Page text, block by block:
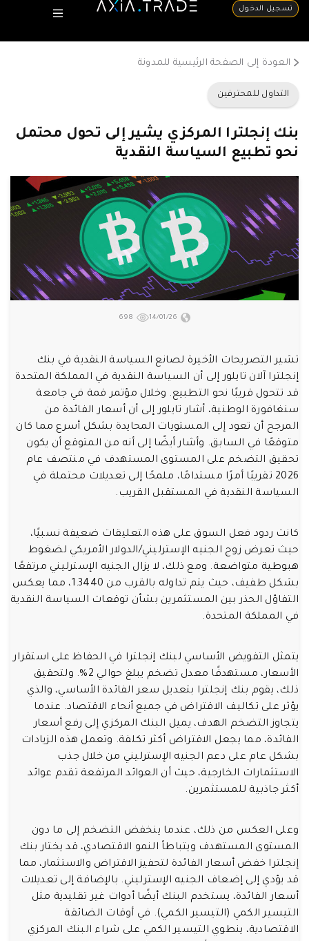
تسجيل الدخول
العودة إلى الصفحة الرئيسية للمدونة
التداول للمحترفين
بنك إنجلترا المركزي يشير إلى تحول محتمل
نحو تطبيع السياسة النقدية
14/01/26
698
تشير التصريحات الأخيرة لصانع السياسة النقدية في بنك
إنجلترا آلان تايلور إلى أن السياسة النقدية في المملكة المتحدة
قد تتحول قريبًا نحو التطبيع. وخلال مؤتمر قمة في جامعة
سنغافورة الوطنية، أشار تايلور إلى أن أسعار الفائدة من
المرجح أن تعود إلى المستويات المحايدة بشكل أسرع مما كان
متوقعًا في السابق. وأشار أيضًا إلى أنه من المتوقع أن يكون
تحقيق التضخم على المستوى المستهدف في منتصف عام
2026 تقريبًا أمرًا مستدامًا، ملمحًا إلى تعديلات محتملة في
السياسة النقدية في المستقبل القريب.
كانت ردود فعل السوق على هذه التعليقات ضعيفة نسبيًا،
حيث تعرض زوج الجنيه الإسترليني/الدولار الأمريكي لضغوط
هبوطية متواضعة. ومع ذلك، لا يزال الجنيه الإسترليني مرتفعًا
بشكل طفيف، حيث يتم تداوله بالقرب من 1.3440، مما يعكس
التفاؤل الحذر بين المستثمرين بشأن توقعات السياسة النقدية
في المملكة المتحدة.
يتمثل التفويض الأساسي لبنك إنجلترا في الحفاظ على استقرار
الأسعار، مستهدفًا معدل تضخم يبلغ حوالي 2%. ولتحقيق
ذلك، يقوم بنك إنجلترا بتعديل سعر الفائدة الأساسي، والذي
يؤثر على تكاليف الاقتراض في جميع أنحاء الاقتصاد. عندما
يتجاوز التضخم الهدف، يميل البنك المركزي إلى رفع أسعار
الفائدة، مما يجعل الاقتراض أكثر تكلفة. وتعمل هذه الزيادات
بشكل عام على دعم الجنيه الإسترليني من خلال جذب
الاستثمارات الخارجية، حيث أن العوائد المرتفعة تقدم عوائد
أكثر جاذبية للمستثمرين.
وعلى العكس من ذلك، عندما ينخفض التضخم إلى ما دون
المستوى المستهدف ويتباطأ النمو الاقتصادي، قد يختار بنك
إنجلترا خفض أسعار الفائدة لتحفيز الاقتراض والاستثمار، مما
قد يؤدي إلى إضعاف الجنيه الإسترليني. بالإضافة إلى تعديلات
أسعار الفائدة، يستخدم البنك أيضًا أدوات غير تقليدية مثل
التيسير الكمي (التيسير الكمي). في أوقات الضائقة
الاقتصادية، ينطوي التيسير الكمي على شراء البنك المركزي